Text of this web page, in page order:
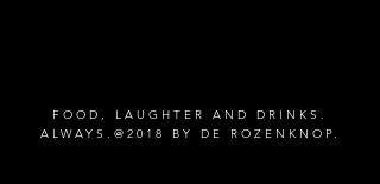
FOOD, LAUGHTER AND DRINKS.
ALWAYS.@2018 BY DE ROZENKNOP.